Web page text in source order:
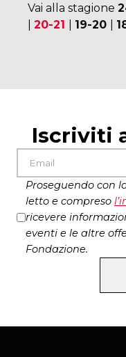
Vai alla stagione
20-21 19-20
Iscriviti
Proseguendo con
letto e compreso l’
ricevere
eventi e le altre
Fondazione.